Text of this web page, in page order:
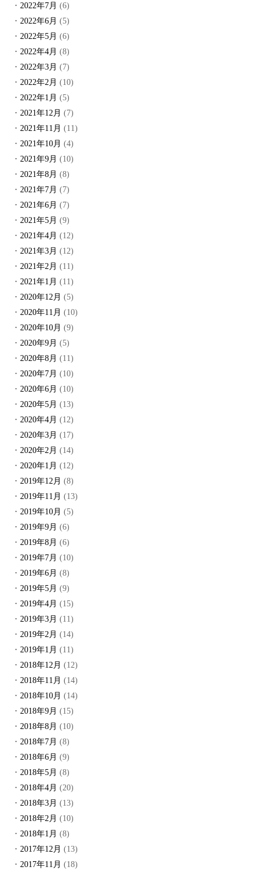
2022年7月 (6)
2022年6月 (5)
2022年5月 (6)
2022年4月 (8)
2022年3月 (7)
2022年2月 (10)
2022年1月 (5)
2021年12月 (7)
2021年11月 (11)
2021年10月 (4)
2021年9月 (10)
2021年8月 (8)
2021年7月 (7)
2021年6月 (7)
2021年5月 (9)
2021年4月 (12)
2021年3月 (12)
2021年2月 (11)
2021年1月 (11)
2020年12月 (5)
2020年11月 (10)
2020年10月 (9)
2020年9月 (5)
2020年8月 (11)
2020年7月 (10)
2020年6月 (10)
2020年5月 (13)
2020年4月 (12)
2020年3月 (17)
2020年2月 (14)
2020年1月 (12)
2019年12月 (8)
2019年11月 (13)
2019年10月 (5)
2019年9月 (6)
2019年8月 (6)
2019年7月 (10)
2019年6月 (8)
2019年5月 (9)
2019年4月 (15)
2019年3月 (11)
2019年2月 (14)
2019年1月 (11)
2018年12月 (12)
2018年11月 (14)
2018年10月 (14)
2018年9月 (15)
2018年8月 (10)
2018年7月 (8)
2018年6月 (9)
2018年5月 (8)
2018年4月 (20)
2018年3月 (13)
2018年2月 (10)
2018年1月 (8)
2017年12月 (13)
2017年11月 (18)